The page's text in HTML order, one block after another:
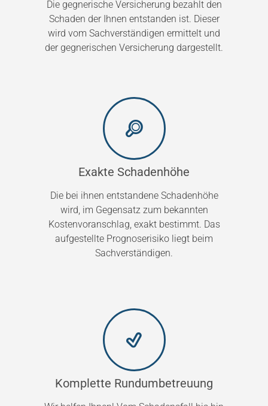
Die gegnerische Versicherung bezahlt den
Schaden der Ihnen entstanden ist. Dieser
wird vom Sachverständigen ermittelt und
der gegnerischen Versicherung dargestellt.
Exakte Schadenhöhe
Die bei ihnen entstandene Schadenhöhe
wird, im Gegensatz zum bekannten
Kostenvoranschlag, exakt bestimmt. Das
aufgestellte Prognoserisiko liegt beim
Sachverständigen.
Komplette Rundumbetreuung